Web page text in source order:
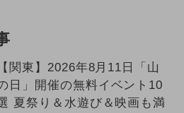
【関東】2026年8月11日「山
日」開催の無料イベント10
夏祭り＆水遊び＆映画も満